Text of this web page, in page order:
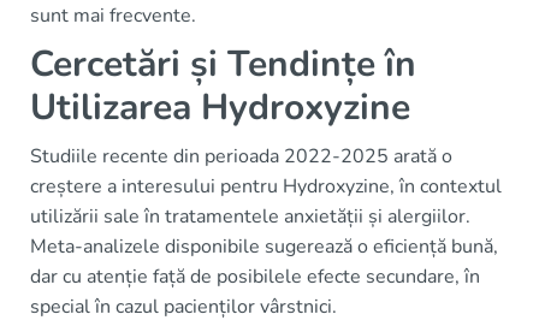
sunt mai frecvente.
Cercetări și Tendințe în
Utilizarea Hydroxyzine
Studiile recente din perioada 2022-2025 arată o
creștere a interesului pentru Hydroxyzine, în contextul
utilizării sale în tratamentele anxietății și alergiilor.
Meta-analizele disponibile sugerează o eficiență bună,
dar cu atenție față de posibilele efecte secundare, în
special în cazul pacienților vârstnici.